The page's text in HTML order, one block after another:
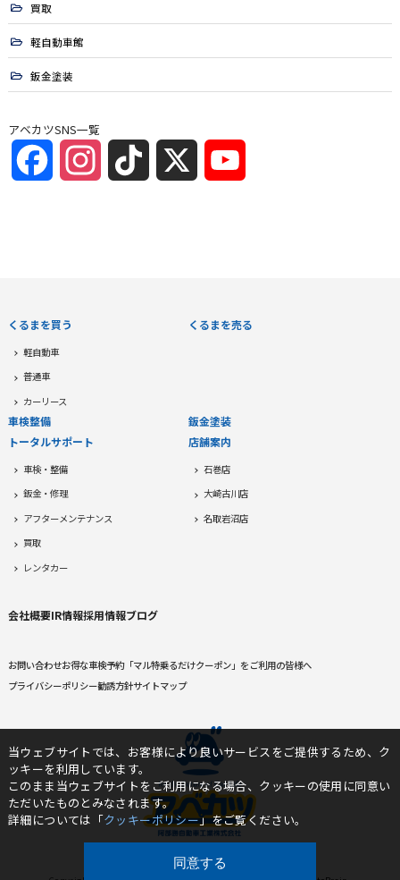
買取
軽自動車館
鈑金塗装
アベカツSNS一覧
FacebookInstagramTikTok
くるまを買う
軽自動車
普通車
カーリース
くるまを売る
車検整備
鈑金塗装
トータルサポート
車検・整備
鈑金・修理
アフターメンテナンス
買取
レンタカー
店舗案内
石巻店
大崎古川店
名取岩沼店
会社概要IR情報採用情報ブログ
お問い合わせお得な車検予約「マル特乗るだけクーポン」をご利用の皆様へ
プライバシーポリシー勧誘方針サイトマップ
当ウェブサイトでは、お客様により良いサービスをご提供するため、ク
ッキーを利用しています。
このまま当ウェブサイトをご利用になる場合、クッキーの使用に同意い
ただいたものとみなされます。
詳細については「クッキーポリシー」をご覧ください。
同意する